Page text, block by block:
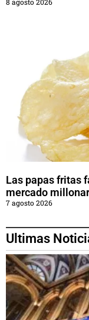
Las papas fritas
mercado
7 agosto 2026
Ultimas